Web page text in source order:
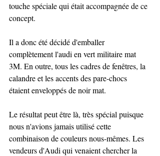
touche spéciale qui était accompagnée de ce
concept.
Il a donc été décidé d'emballer
complètement l'audi en vert militaire mat
3M. En outre, tous les cadres de fenêtres, la
calandre et les accents des pare-chocs
étaient enveloppés de noir mat.
Le résultat peut être là, très spécial puisque
nous n'avions jamais utilisé cette
combinaison de couleurs nous-mêmes. Les
vendeurs d'Audi qui venaient chercher la